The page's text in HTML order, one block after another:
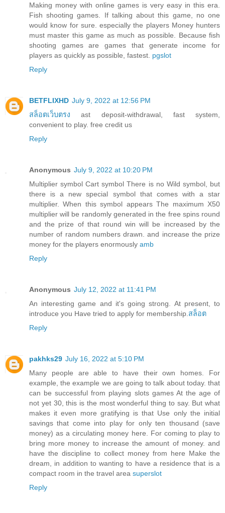
Making money with online games is very easy in this era.
Fish shooting games. If talking about this game, no one
would know for sure. especially the players Money hunters
must master this game as much as possible. Because fish
shooting games are games that generate income for
players as quickly as possible, fastest. pgslot
Reply
BETFLIXHD July 9, 2022 at 12:56 PM
สล็อตเว็บตรง ast deposit-withdrawal, fast system,
convenient to play. free credit us
Reply
Anonymous July 9, 2022 at 10:20 PM
Multiplier symbol Cart symbol There is no Wild symbol, but
there is a new special symbol that comes with a star
multiplier. When this symbol appears The maximum X50
multiplier will be randomly generated in the free spins round
and the prize of that round win will be increased by the
number of random numbers drawn. and increase the prize
money for the players enormously amb
Reply
Anonymous July 12, 2022 at 11:41 PM
An interesting game and it's going strong. At present, to
introduce you Have tried to apply for membership. สล็อต
Reply
pakhks29 July 16, 2022 at 5:10 PM
Many people are able to have their own homes. For
example, the example we are going to talk about today. that
can be successful from playing slots games At the age of
not yet 30, this is the most wonderful thing to say. But what
makes it even more gratifying is that Use only the initial
savings that come into play for only ten thousand (save
money) as a circulating money here. For coming to play to
bring more money to increase the amount of money. and
have the discipline to collect money from here Make the
dream, in addition to wanting to have a residence that is a
compact room in the travel area superslot
Reply